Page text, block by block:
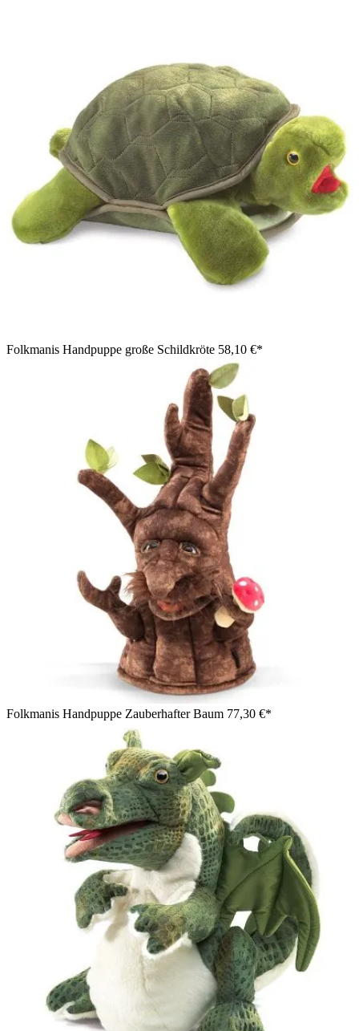
Folkmanis Handpuppe große Schildkröte 58,10 €*
Folkmanis Handpuppe Zauberhafter Baum 77,30 €*